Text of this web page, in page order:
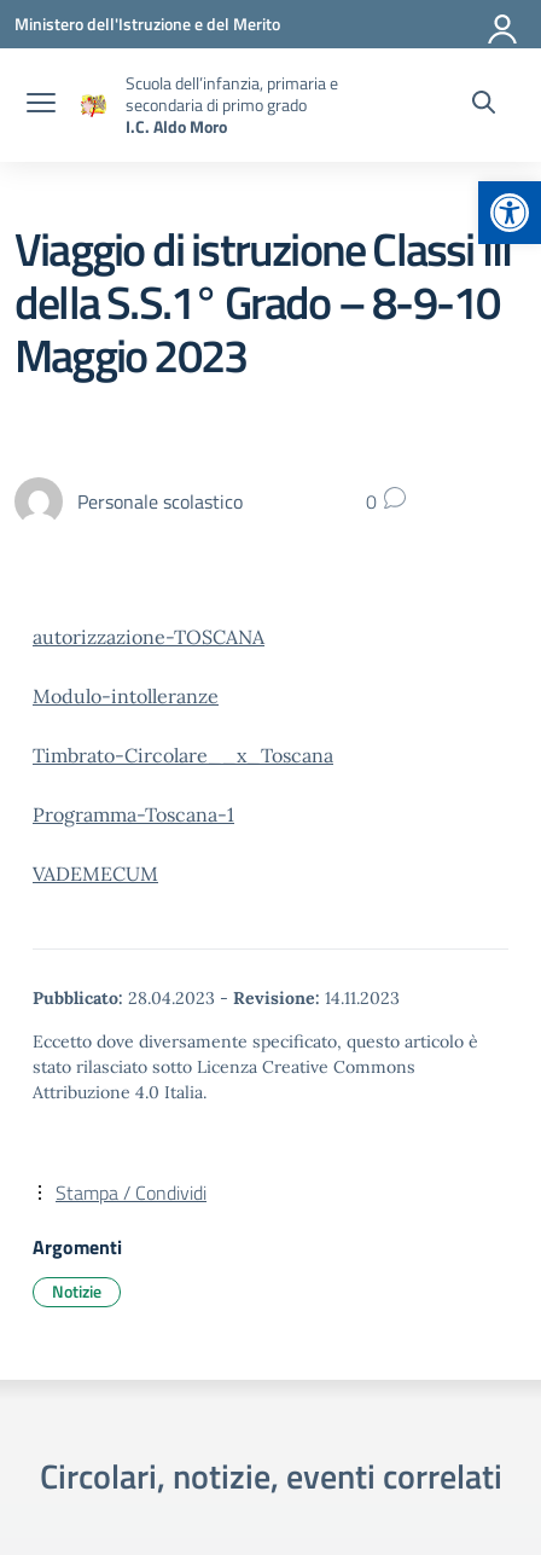
Vai ai contenuti
Vai al menu di navigazione
Vai al footer
Ministero dell'Istruzione e del Merito
Scuola dell’infanzia, primaria e
secondaria di primo grado
I.C. Aldo Moro
Viaggio di istruzione Classi III
della S.S.1° Grado – 8-9-10
Maggio 2023
Personale scolastico 0
autorizzazione-TOSCANA
Modulo-intolleranze
Timbrato-Circolare__x_Toscana
Programma-Toscana-1
VADEMECUM
Pubblicato: 28.04.2023 - Revisione: 14.11.2023
Eccetto dove diversamente specificato, questo articolo è
stato rilasciato sotto Licenza Creative Commons
Attribuzione 4.0 Italia.
Stampa / Condividi
Argomenti
Notizie
Circolari, notizie, eventi correlati